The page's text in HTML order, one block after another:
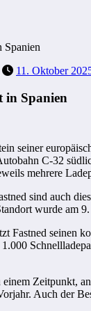
Spanien
11. Oktober
in Spanien
seiner
C-32
mehrere
sind auch
wurde am
Fastned seinen
Zeitpunkt,
Auch der